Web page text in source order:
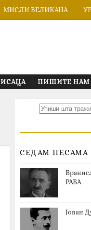
МИСЛИ ВЕЛИКАНА
ПИШИТЕ НАМ
СЕДАМ ПЕСАМА
РАБА
Јован